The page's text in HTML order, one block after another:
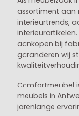
assortiment aan
interieurtrends,
aankopen bij
garanderen wij
Comfortmeubel
meubels in
jarenlange